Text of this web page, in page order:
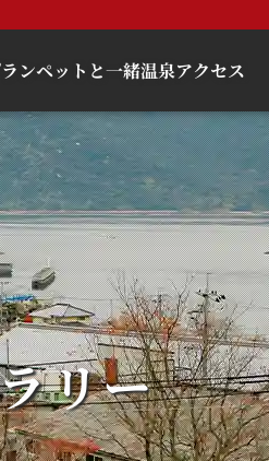
ンペットと一緒温泉アクセス
リー